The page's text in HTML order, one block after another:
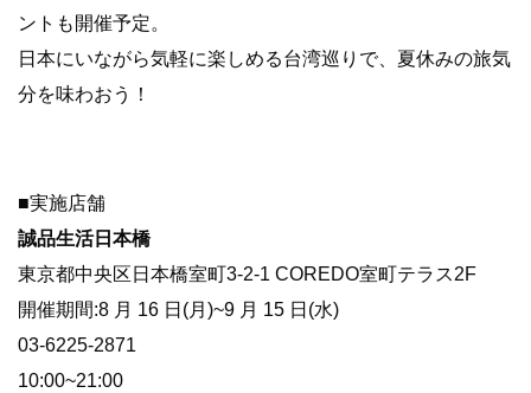
ントも開催予定。
日本にいながら気軽に楽しめる台湾巡りで、夏休みの旅気
分を味わおう！
■実施店舗
誠品生活日本橋
東京都中央区日本橋室町3-2-1 COREDO室町テラス2F
開催期間:8 月 16 日(月)~9 月 15 日(水)
03-6225-2871
10:00~21:00